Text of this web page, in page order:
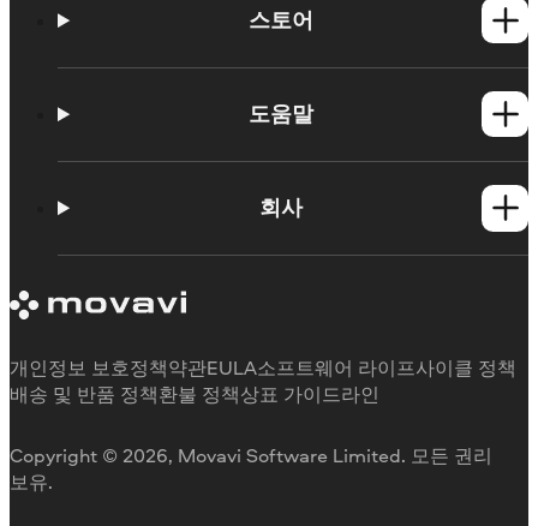
스토어
Mac 제품
도움말
학습 포털
체험판 제한 사항
환불
회사
후기
Movavi를 선택하는 이유
업무용
Copyright © 2026, Movavi Software Limited. 모든 권리
보유.
개인정보 보호정책약관EULA소프트웨어 라이프사이클 정책
배송 및 반품 정책환불 정책상표 가이드라인